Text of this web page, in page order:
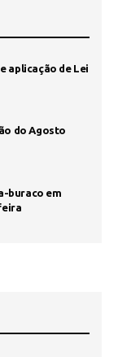
aplicação de Lei
do Agosto
buraco em